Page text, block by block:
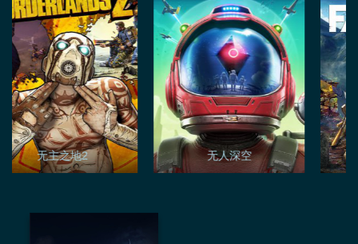
无主之地2 无人深空